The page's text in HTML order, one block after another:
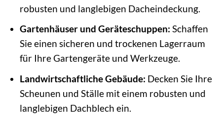
robusten und langlebigen Dacheindeckung.
Gartenhäuser und Geräteschuppen: Schaffen
Sie einen sicheren und trockenen Lagerraum
für Ihre Gartengeräte und Werkzeuge.
Landwirtschaftliche Gebäude: Decken Sie Ihre
Scheunen und Ställe mit einem robusten und
langlebigen Dachblech ein.